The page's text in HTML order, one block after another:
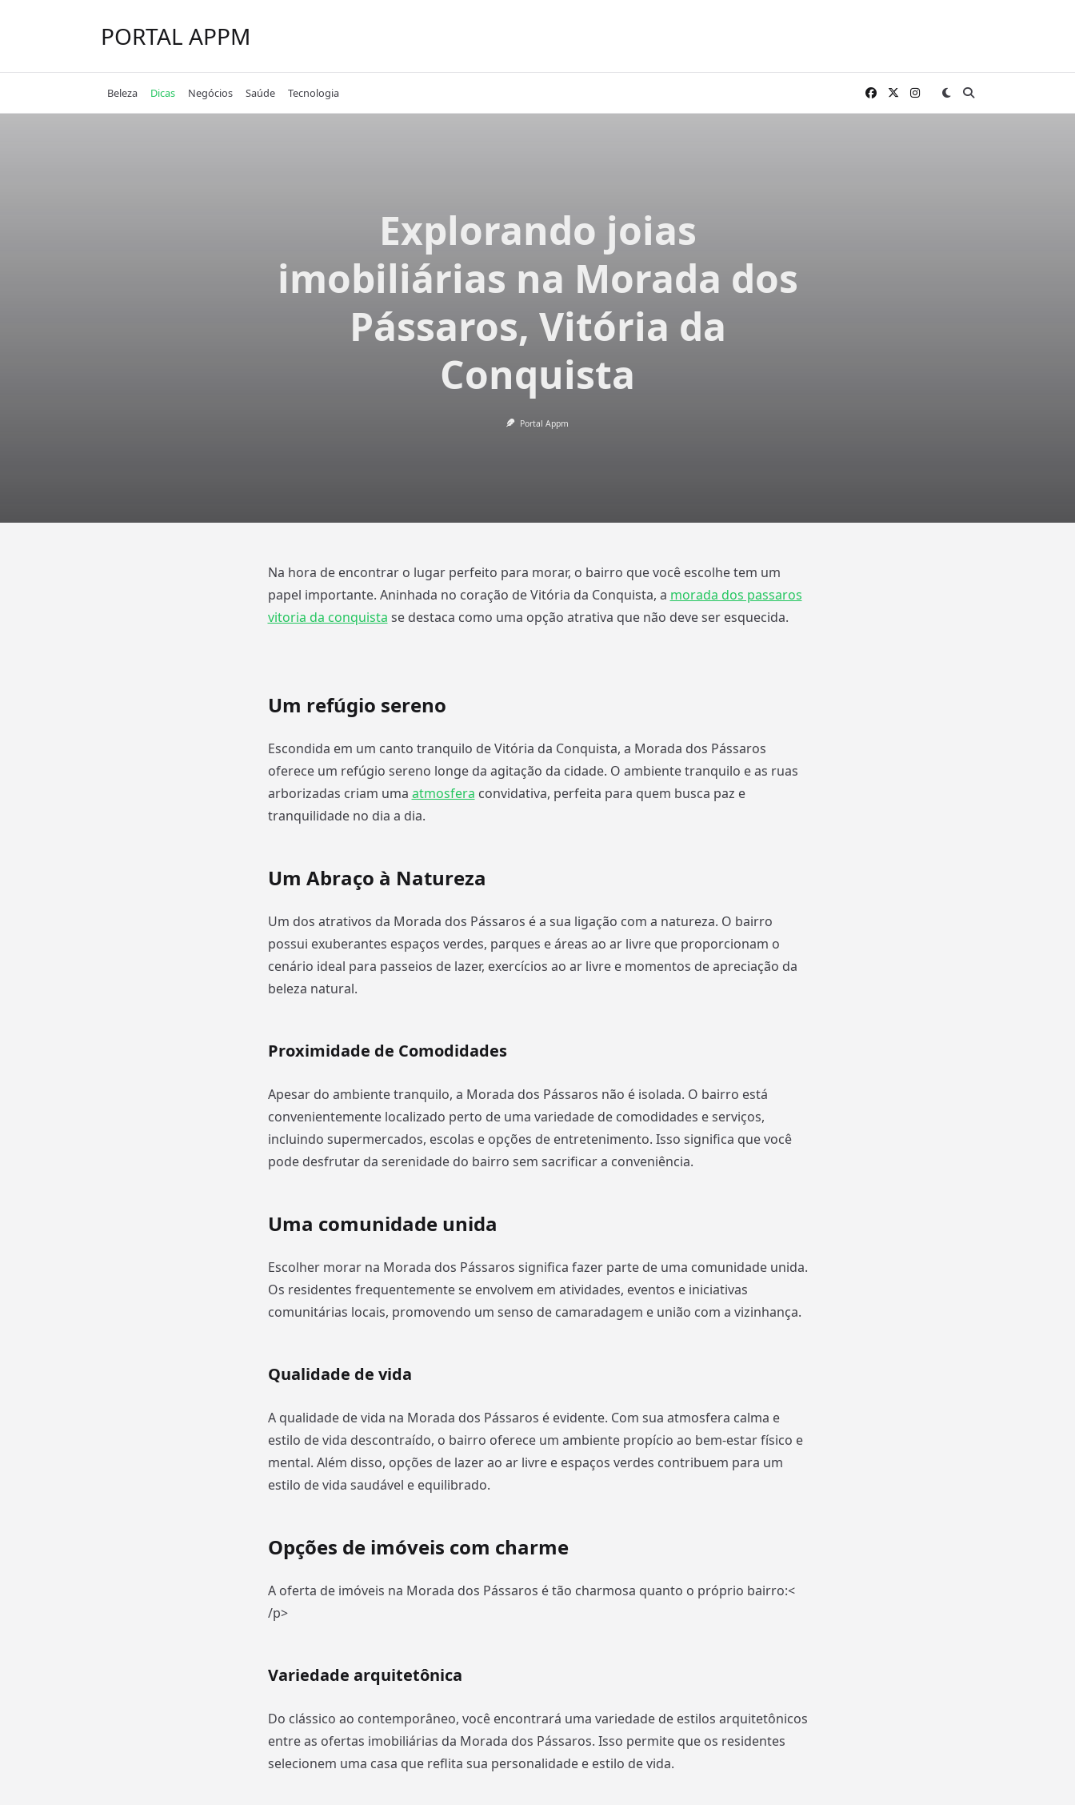
PORTAL APPM
Beleza Dicas Negócios Saúde Tecnologia
Explorando joias
imobiliárias na Morada dos
Pássaros, Vitória da
Conquista
Portal Appm
Na hora de encontrar o lugar perfeito para morar, o bairro que você escolhe tem um
papel importante. Aninhada no coração de Vitória da Conquista, a morada dos passaros
vitoria da conquista se destaca como uma opção atrativa que não deve ser esquecida.
Um refúgio sereno
Escondida em um canto tranquilo de Vitória da Conquista, a Morada dos Pássaros
oferece um refúgio sereno longe da agitação da cidade. O ambiente tranquilo e as ruas
arborizadas criam uma atmosfera convidativa, perfeita para quem busca paz e
tranquilidade no dia a dia.
Um Abraço à Natureza
Um dos atrativos da Morada dos Pássaros é a sua ligação com a natureza. O bairro
possui exuberantes espaços verdes, parques e áreas ao ar livre que proporcionam o
cenário ideal para passeios de lazer, exercícios ao ar livre e momentos de apreciação da
beleza natural.
Proximidade de Comodidades
Apesar do ambiente tranquilo, a Morada dos Pássaros não é isolada. O bairro está
convenientemente localizado perto de uma variedade de comodidades e serviços,
incluindo supermercados, escolas e opções de entretenimento. Isso significa que você
pode desfrutar da serenidade do bairro sem sacrificar a conveniência.
Uma comunidade unida
Escolher morar na Morada dos Pássaros significa fazer parte de uma comunidade unida.
Os residentes frequentemente se envolvem em atividades, eventos e iniciativas
comunitárias locais, promovendo um senso de camaradagem e união com a vizinhança.
Qualidade de vida
A qualidade de vida na Morada dos Pássaros é evidente. Com sua atmosfera calma e
estilo de vida descontraído, o bairro oferece um ambiente propício ao bem-estar físico e
mental. Além disso, opções de lazer ao ar livre e espaços verdes contribuem para um
estilo de vida saudável e equilibrado.
Opções de imóveis com charme
A oferta de imóveis na Morada dos Pássaros é tão charmosa quanto o próprio bairro:<
/p>
Variedade arquitetônica
Do clássico ao contemporâneo, você encontrará uma variedade de estilos arquitetônicos
entre as ofertas imobiliárias da Morada dos Pássaros. Isso permite que os residentes
selecionem uma casa que reflita sua personalidade e estilo de vida.